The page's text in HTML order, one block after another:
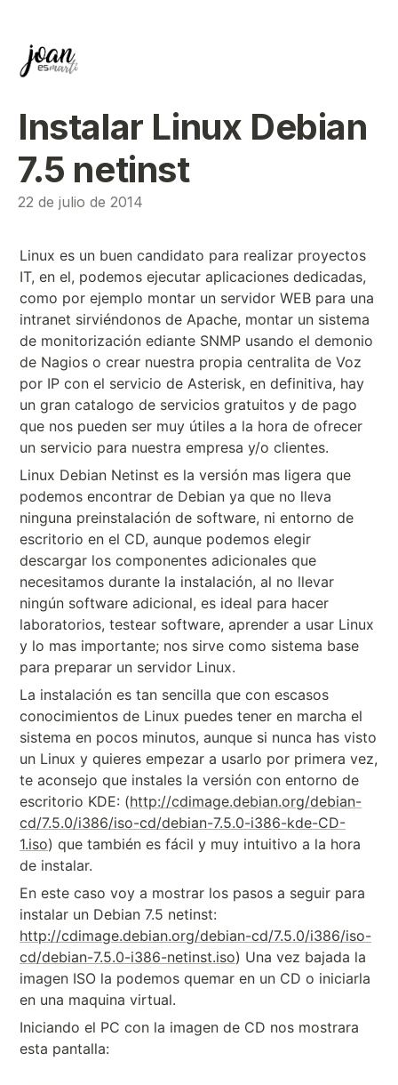
Instalar Linux Debian
7.5 netinst
22 de julio de 2014
Linux es un buen candidato para realizar proyectos
IT, en el, podemos ejecutar aplicaciones dedicadas,
como por ejemplo montar un servidor WEB para una
intranet sirviéndonos de Apache, montar un sistema
de monitorización ediante SNMP usando el demonio
de Nagios o crear nuestra propia centralita de Voz
por IP con el servicio de Asterisk, en definitiva, hay
un gran catalogo de servicios gratuitos y de pago
que nos pueden ser muy útiles a la hora de ofrecer
un servicio para nuestra empresa y/o clientes.
Linux Debian Netinst es la versión mas ligera que
podemos encontrar de Debian ya que no lleva
ninguna preinstalación de software, ni entorno de
escritorio en el CD, aunque podemos elegir
descargar los componentes adicionales que
necesitamos durante la instalación, al no llevar
ningún software adicional, es ideal para hacer
laboratorios, testear software, aprender a usar Linux
y lo mas importante; nos sirve como sistema base
para preparar un servidor Linux.
La instalación es tan sencilla que con escasos
conocimientos de Linux puedes tener en marcha el
sistema en pocos minutos, aunque si nunca has visto
un Linux y quieres empezar a usarlo por primera vez,
te aconsejo que instales la versión con entorno de
escritorio KDE: (http://cdimage.debian.org/debian-
cd/7.5.0/i386/iso-cd/debian-7.5.0-i386-kde-CD-
1.iso) que también es fácil y muy intuitivo a la hora
de instalar.
En este caso voy a mostrar los pasos a seguir para
instalar un Debian 7.5 netinst:
http://cdimage.debian.org/debian-cd/7.5.0/i386/iso-
cd/debian-7.5.0-i386-netinst.iso) Una vez bajada la
imagen ISO la podemos quemar en un CD o iniciarla
en una maquina virtual.
Iniciando el PC con la imagen de CD nos mostrara
esta pantalla: